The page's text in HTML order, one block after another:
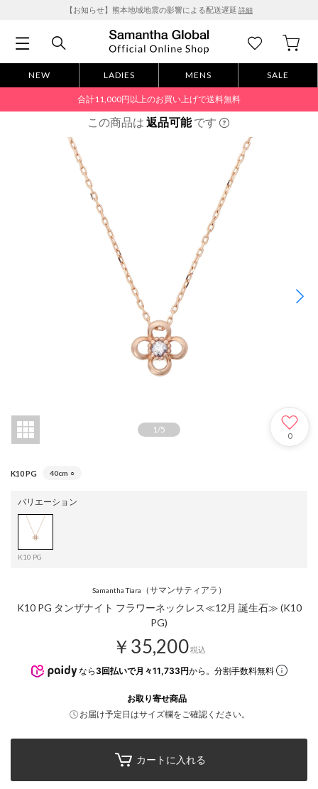
【お知らせ】熊本地域地震の影響による配送遅延 詳細
NEW LADIES MENS SALE
合計11,000円以上のお買い上げで送料無料
この商品は 返品可能です
1/5
0
K10 PG 40cm ○
バリエーション
K10 PG
Samantha Tiara （サマンサティアラ）
K10 PG タンザナイト フラワーネックレス≪12月 誕生石≫ (K10
PG)
￥35,200税込
なら 3回払いで月々11,733円から。分割手数料無料
お取り寄せ商品
お届け予定日はサイズ欄をご確認ください。
カートに入れる